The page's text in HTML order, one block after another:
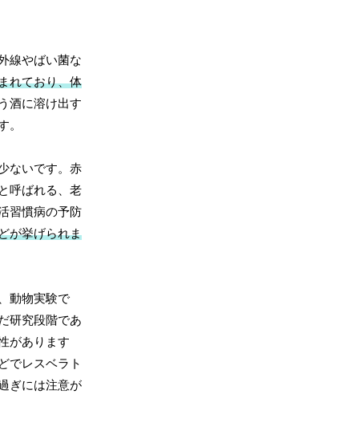
線やばい菌な
れており、体
酒に溶け出す
。
ないです。赤
呼ばれる、老
習慣病の予防
が挙げられま
動物実験で
研究段階であ
があります
でレスベラト
ぎには注意が